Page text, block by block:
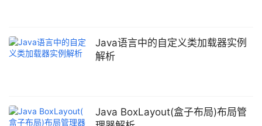
Java语言中的自定义类加载器实例
解析
Java BoxLayout(盒子布局)布局管